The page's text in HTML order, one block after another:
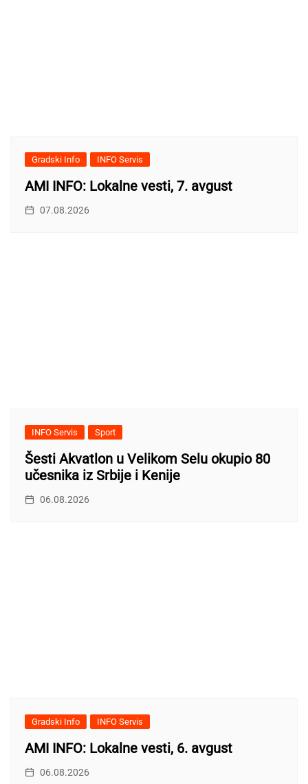
Gradski Info INFO Servis
AMI INFO: Lokalne vesti, 7. avgust
07.08.2026
INFO Servis Sport
Šesti Akvatlon u Velikom Selu okupio 80
učesnika iz Srbije i Kenije
06.08.2026
Gradski Info INFO Servis
AMI INFO: Lokalne vesti, 6. avgust
06.08.2026